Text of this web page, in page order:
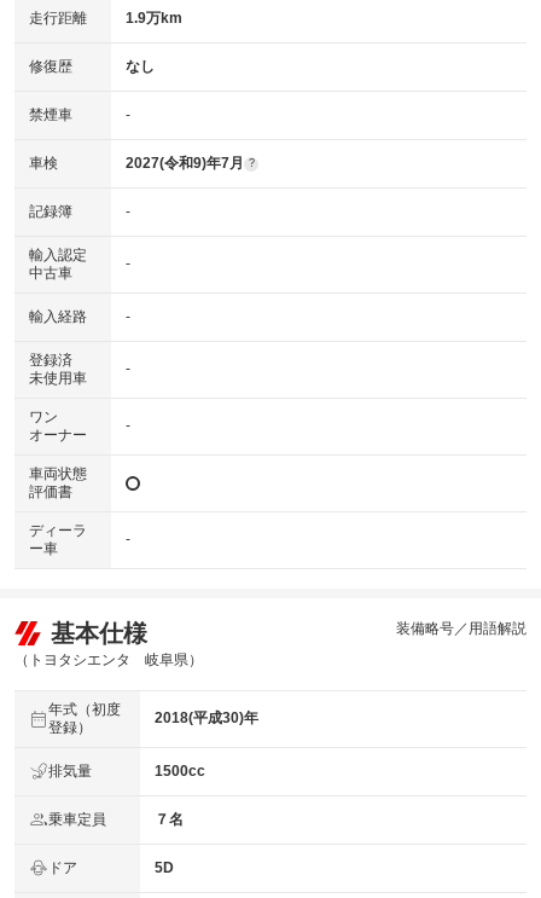
走行距離 1.9万km
修復歴 なし
禁煙車 -
車検 2027(令和9)年7月 ?
記録簿 -
輸入認定
中古車
-
輸入経路 -
登録済
未使用車
-
ワン
オーナー
-
車両状態
評価書
ディーラ
ー車
-
基本仕様
（トヨタシエンタ 岐阜県）
装備略号／用語解説
年式（初度
登録）
2018(平成30)年
排気量 1500cc
乗車定員 ７名
ドア 5D